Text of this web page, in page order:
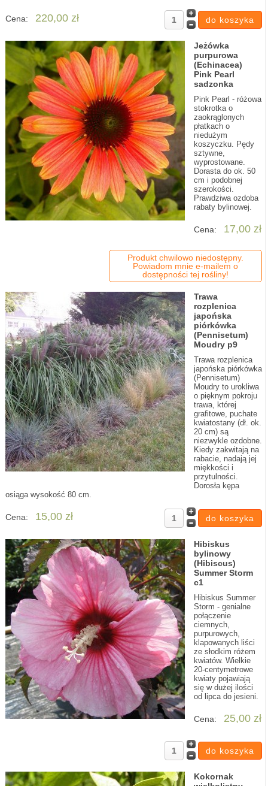
Cena: 220,00 zł
Jeżówka
purpurowa
(Echinacea)
Pink Pearl
sadzonka
Pink Pearl - różowa
stokrotka o
zaokrąglonych
płatkach o
niedużym
koszyczku. Pędy
sztywne,
wyprostowane.
Dorasta do ok. 50
cm i podobnej
szerokości.
Prawdziwa ozdoba
rabaty bylinowej.
Cena: 17,00 zł
Produkt chwilowo niedostępny.
Powiadom mnie e-mailem o
dostępności tej rośliny!
Trawa
rozplenica
japońska
piórkówka
(Pennisetum)
Moudry p9
Trawa rozplenica
japońska piórkówka
(Pennisetum)
Moudry to urokliwa
o pięknym pokroju
trawa, której
grafitowe, puchate
kwiatostany (dł. ok.
20 cm) są
niezwykle ozdobne.
Kiedy zakwitają na
rabacie, nadają jej
miękkości i
przytulności.
Dorosła kępa
osiąga wysokość 80 cm.
Cena: 15,00 zł
Hibiskus
bylinowy
(Hibiscus)
Summer Storm
c1
Hibiskus Summer
Storm - genialne
połączenie
ciemnych,
purpurowych,
klapowanych liści
ze słodkim różem
kwiatów. Wielkie
20-centymetrowe
kwiaty pojawiają
się w dużej ilości
od lipca do jesieni.
Cena: 25,00 zł
Kokornak